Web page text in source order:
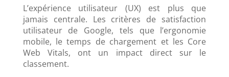
L’expérience utilisateur (UX) est plus que
jamais centrale. Les critères de satisfaction
utilisateur de Google, tels que l’ergonomie
mobile, le temps de chargement et les Core
Web Vitals, ont un impact direct sur le
classement.